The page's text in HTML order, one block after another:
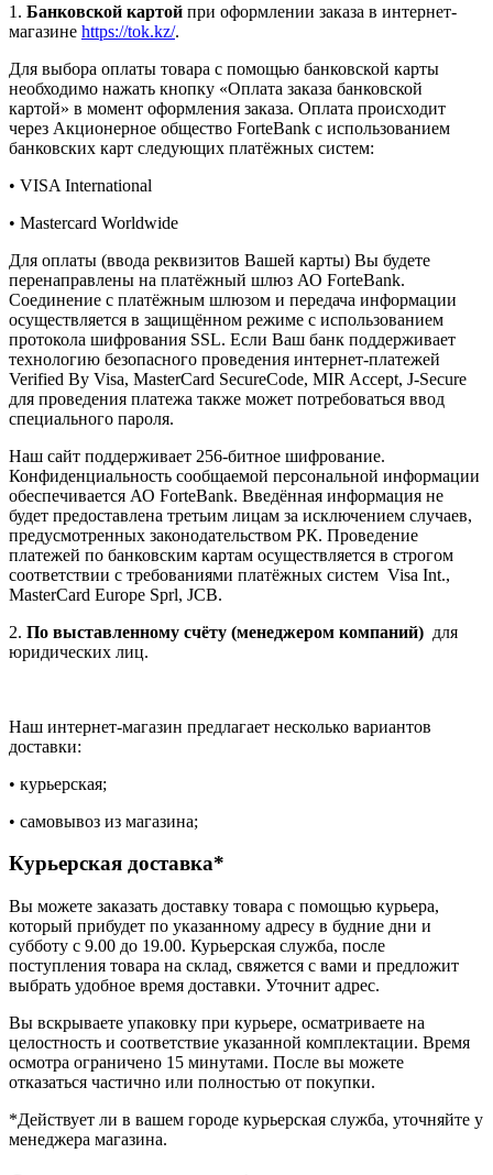
1. Банковской картой при оформлении заказа в интернет-
магазине https://tok.kz/.
Для выбора оплаты товара с помощью банковской карты
необходимо нажать кнопку «Оплата заказа банковской
картой» в момент оформления заказа. Оплата происходит
через Акционерное общество ForteBank с использованием
банковских карт следующих платёжных систем:
• VISA International
• Mastercard Worldwide
Для оплаты (ввода реквизитов Вашей карты) Вы будете
перенаправлены на платёжный шлюз АО ForteBank.
Соединение с платёжным шлюзом и передача информации
осуществляется в защищённом режиме с использованием
протокола шифрования SSL. Если Ваш банк поддерживает
технологию безопасного проведения интернет-платежей
Verified By Visa, MasterCard SecureCode, MIR Accept, J-Secure
для проведения платежа также может потребоваться ввод
специального пароля.
Наш сайт поддерживает 256-битное шифрование.
Конфиденциальность сообщаемой персональной информации
обеспечивается АО ForteBank. Введённая информация не
будет предоставлена третьим лицам за исключением случаев,
предусмотренных законодательством РК. Проведение
платежей по банковским картам осуществляется в строгом
соответствии с требованиями платёжных систем Visa Int.,
MasterCard Europe Sprl, JCB.
2. По выставленному счёту (менеджером компаний) для
юридических лиц.
Наш интернет-магазин предлагает несколько вариантов
доставки:
• курьерская;
• самовывоз из магазина;
Курьерская доставка*
Вы можете заказать доставку товара с помощью курьера,
который прибудет по указанному адресу в будние дни и
субботу с 9.00 до 19.00. Курьерская служба, после
поступления товара на склад, свяжется с вами и предложит
выбрать удобное время доставки. Уточнит адрес.
Вы вскрываете упаковку при курьере, осматриваете на
целостность и соответствие указанной комплектации. Время
осмотра ограничено 15 минутами. После вы можете
отказаться частично или полностью от покупки.
*Действует ли в вашем городе курьерская служба, уточняйте у
менеджера магазина.